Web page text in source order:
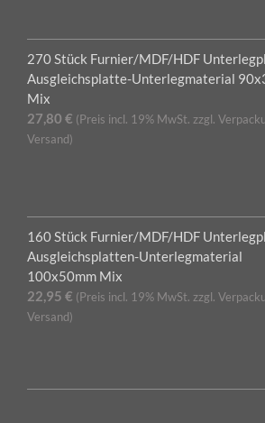
270 Stück Furnier/MDF/HDF
Ausgleichsplatte-Unterlegmaterial
Mix
27,80 € (Preis incl. 19% MwSt. zzgl.
Versand)
160 Stück Furnier/MDF/HDF
Ausgleichsplatten-Unterlegmaterial
100x50mm Mix
22,95 € (Preis incl. 19% MwSt. zzgl.
Versand)